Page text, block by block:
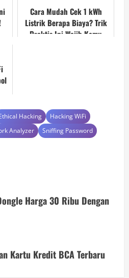
Cara Mudah Cek 1 kWh
Listrik Berapa Biaya? Trik
Praktis Ini Wajib Kamu
Hacking
Hacking WiFi
Analyzer
Sniffing Password
Harga 30 Ribu Dengan
Kartu Kredit BCA Terbaru